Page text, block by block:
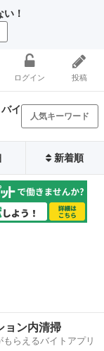
！
ログイン 投稿
イ
人気キーワード
新着順
ョン内清掃
らえるバイトアプリ